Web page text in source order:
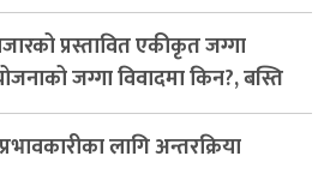
प्रस्तावित एकीकृत जग्गा
जग्गा विवादमा किन?, बस्ति
नभए समिति विघटन हुने
लागि अन्तरक्रिया